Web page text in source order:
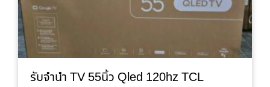
รับจำนำ TV 55นิ้ว Qled 120hz TCL